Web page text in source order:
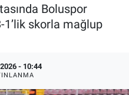
Boluspor
1’lik skorla mağlup
- 10:44